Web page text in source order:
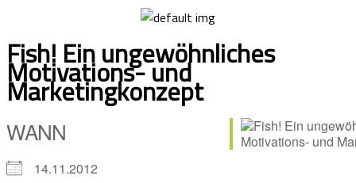
content
Fish! Ein ungewöhnliches
Motivations- und
Marketingkonzept
WANN
14.11.2012